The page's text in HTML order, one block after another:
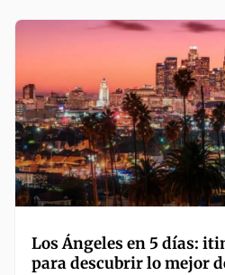
Los Ángeles en 5 días:
para descubrir lo mejor